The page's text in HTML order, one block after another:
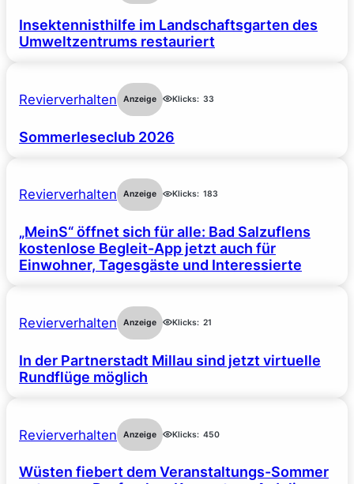
Insektennisthilfe im Landschaftsgarten des
Umweltzentrums restauriert
Revierverhalten Anzeige Klicks: 33
Sommerleseclub 2026
Revierverhalten Anzeige Klicks: 183
„MeinS“ öffnet sich für alle: Bad Salzuflens
kostenlose Begleit-App jetzt auch für
Einwohner, Tagesgäste und Interessierte
Revierverhalten Anzeige Klicks: 21
In der Partnerstadt Millau sind jetzt virtuelle
Rundflüge möglich
Revierverhalten Anzeige Klicks: 450
Wüsten fiebert dem Veranstaltungs-Sommer